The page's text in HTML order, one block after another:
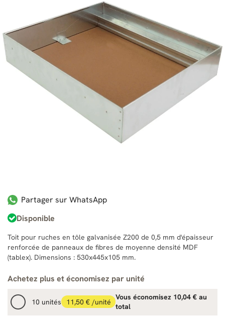
Partager sur WhatsApp
Disponible
Achetez plus et économisez par unité
10 unités 11,50 € /unité
Vous économisez 10,04 € au
total
Toit pour ruches en tôle galvanisée Z200 de 0,5 mm d'épaisseur
renforcée de panneaux de fibres de moyenne densité MDF
(tablex). Dimensions : 530x445x105 mm.